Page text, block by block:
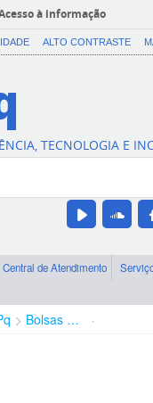
à informação
ALTO CONTRASTE
TECNOLOGIA E
Central de Atendimento
Bolsas e Auxílios Vigentes